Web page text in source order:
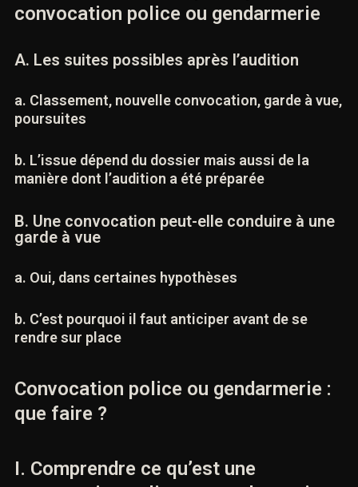
convocation police ou gendarmerie
A. Les suites possibles après l’audition
a. Classement, nouvelle convocation, garde à
vue, poursuites
b. L’issue dépend du dossier mais aussi de la
manière dont l’audition a été préparée
B. Une convocation peut-elle conduire à
une garde à vue
a. Oui, dans certaines hypothèses
b. C’est pourquoi il faut anticiper avant de se
rendre sur place
Convocation police ou gendarmerie :
que faire ?
I. Comprendre ce qu’est une